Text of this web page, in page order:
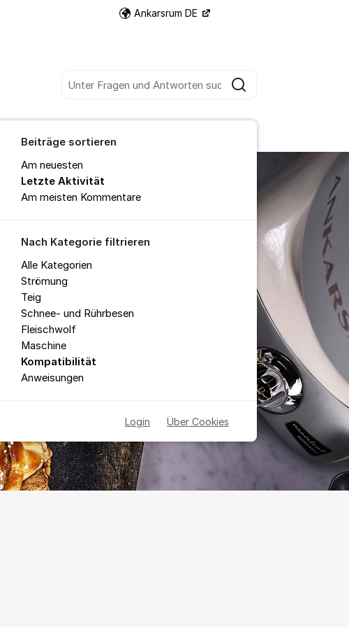
Suche
Ankarsrum DE Weitere Support-Links
Beiträge sortieren
Am neuesten
Letzte Aktivität
Am meisten Kommentare
Nach Kategorie filtrieren
Alle Kategorien
Strömung
Teig
Schnee- und Rührbesen
Fleischwolf
Maschine
Kompatibilität
Anweisungen
Login Über Cookies